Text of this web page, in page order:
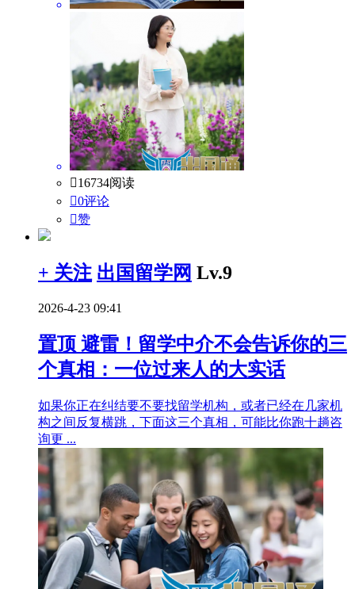
16734阅读
0评论
赞
+ 关注 出国留学网 Lv.9
2026-4-23 09:41
置顶 避雷！留学中介不会告诉你的三
个真相：一位过来人的大实话
如果你正在纠结要不要找留学机构，或者已经在几家机
构之间反复横跳，下面这三个真相，可能比你跑十趟咨
询更 ...